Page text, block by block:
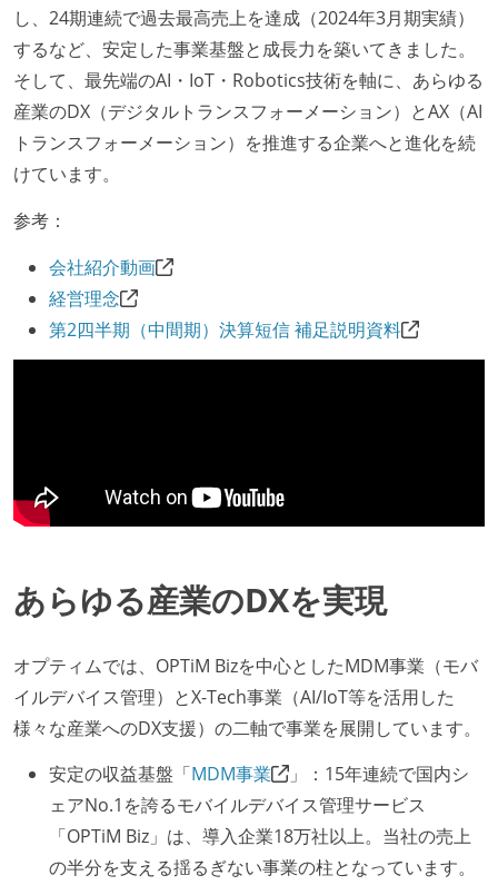
し、24期連続で過去最高売上を達成（2024年3月期実績）
するなど、安定した事業基盤と成長力を築いてきました。
そして、最先端のAI・IoT・Robotics技術を軸に、あらゆる
産業のDX（デジタルトランスフォーメーション）とAX（AI
トランスフォーメーション）を推進する企業へと進化を続
けています。
参考：
会社紹介動画
経営理念
第2四半期（中間期）決算短信 補足説明資料
あらゆる産業のDXを実現
オプティムでは、OPTiM Bizを中心としたMDM事業（モバ
イルデバイス管理）とX-Tech事業（AI/IoT等を活用した
様々な産業へのDX支援）の二軸で事業を展開しています。
安定の収益基盤「MDM事業
」：15年連続で国内シ
ェアNo.1を誇るモバイルデバイス管理サービス
「OPTiM Biz」は、導入企業18万社以上。当社の売上
の半分を支える揺るぎない事業の柱となっています。